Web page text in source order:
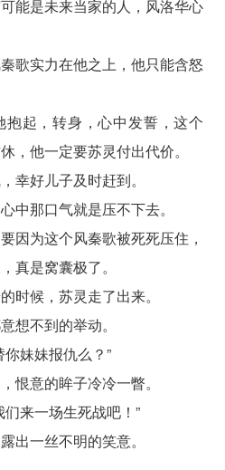
能是未来当家的人，风洛华心
歌实力在他之上，他只能含怒
抱起，转身，心中发誓，这个
，他一定要苏灵付出代价。
幸好儿子及时赶到。
中那口气就是压不下去。
因为这个风秦歌被死死压住，
真是窝囊极了。
时候，苏灵走了出来。
想不到的举动。
妹妹报仇么？”
恨意的眸子冷冷一瞥。
来一场生死战吧！”
出一丝不明的笑意。